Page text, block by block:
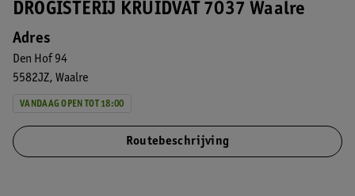
DROGISTERIJ KRUIDVAT 7037 Waalre
Adres
Den Hof 94
5582JZ Waalre
VANDAAG OPEN TOT 18:00
Routebeschrijving